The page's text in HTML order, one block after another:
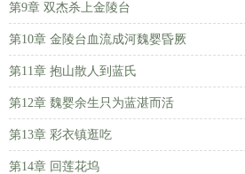
第9章 双杰杀上金陵台
第10章 金陵台血流成河魏婴昏厥
第11章 抱山散人到蓝氏
第12章 魏婴余生只为蓝湛而活
第13章 彩衣镇逛吃
第14章 回莲花坞